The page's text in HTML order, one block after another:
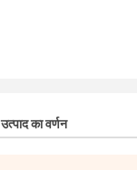
उत्पाद का वर्णन